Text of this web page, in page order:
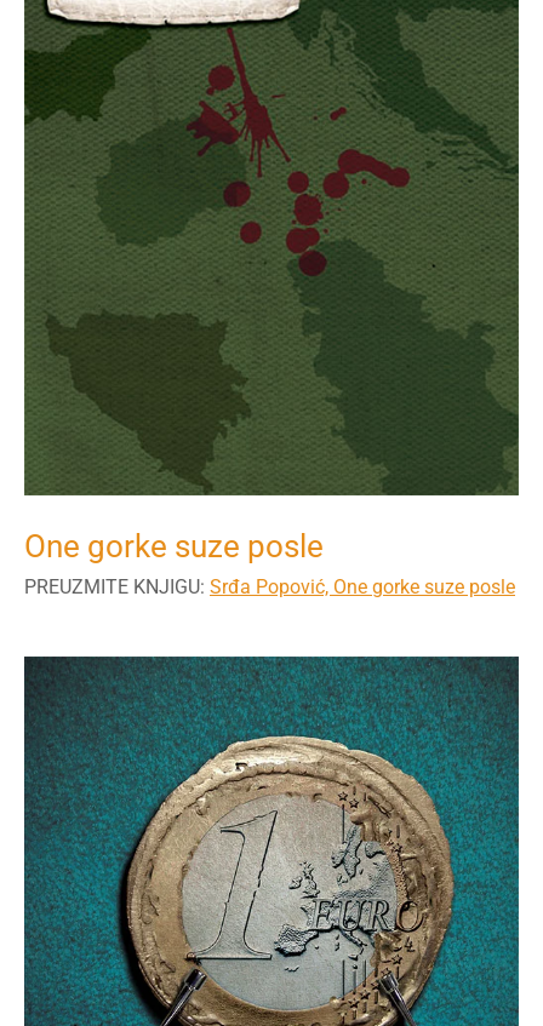
One gorke suze posle
PREUZMITE KNJIGU: Srđa Popović, One gorke suze posle